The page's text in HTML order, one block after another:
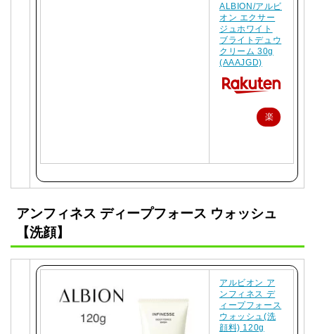
ALBION/アルビ
オン エクサー
ジュホワイト
ブライトデュウ
クリーム 30g
(AAAJGD)
楽
アンフィネス ディープフォース ウォッシュ
【洗顔】
アルビオン ア
ンフィネス デ
ィープフォース
ウォッシュ(洗
顔料) 120g